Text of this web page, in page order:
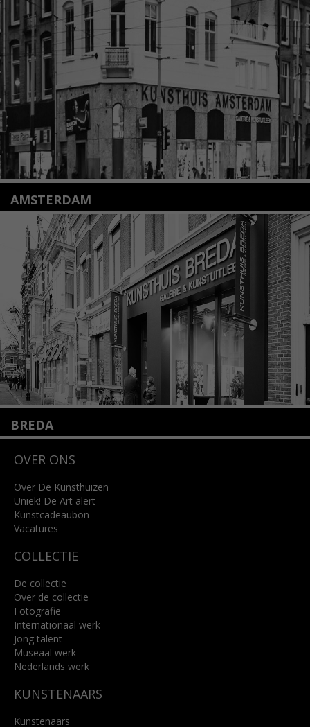
2312 KA Leiden
+31(0)71 – 52 84 480
info@kunsthuisleiden.nl
Lees meer
AMSTERDAM
Amstelveenseweg 135
1075 VX Amsterdam
+31 (0)20 2332546
info@kunsthuisamsterdam.nl
Lees meer
BREDA
4818 SB Breda
info@kunsthuisbreda.nl
Lees meer
OVER ONS
Over De Kunsthuizen
Uniek! De Art alert
Kunstcadeaubon
Vacatures
COLLECTIE
De collectie
Over de collectie
Fotografie
Internationaal werk
Jong talent
Museaal werk
Nederlands werk
KUNSTENAARS
Kunstenaars